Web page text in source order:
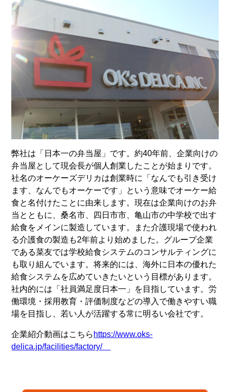
弊社は「日本一の弁当屋」です。約40年前、企業向けの
弁当屋として現会長が個人創業したことが始まりです。
社名のオーケーズデリカは創業時に「なんでも引き受け
ます、なんでもオーケーです」という意味でオーケー給
食と名付けたことに由来します。現在は企業向けのお弁
当とともに、桑名市、四日市市、亀山市の中学校で出す
給食をメインに製造しています。また介護現場で使われ
る介護食の製造も2年前より始めました。グループ企業
である菜友では学校給食システムのコンサルティングに
も取り組んでいます。将来的には、海外に日本の優れた
給食システムを広めていきたいという目標があります。
社内的には「社員満足度日本一」を目指しています。労
働環境・採用教育・評価制度などの導入で働きやすい職
場を目指し、若い人が活躍する常に明るい会社です。
企業紹介動画はこちら https://www.oks-
delica.jp/facilities/factory/